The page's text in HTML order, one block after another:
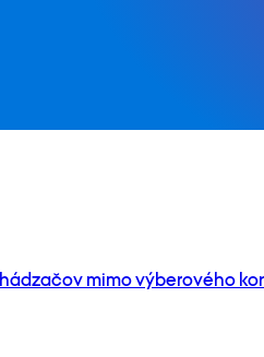
mimo výberového